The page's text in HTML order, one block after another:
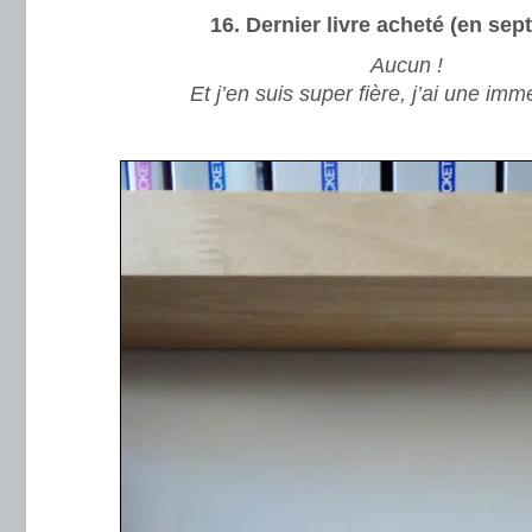
16. Dernier livre acheté (en
Aucun !
Et j’en suis super fière, j’ai une